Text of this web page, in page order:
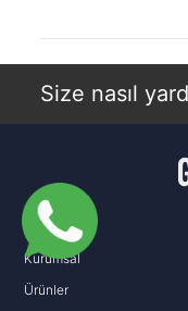
Size nasıl
Menü
Kurumsal
Ürünler